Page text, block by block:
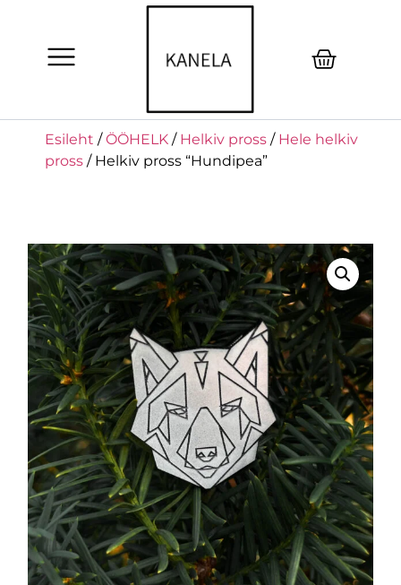
Esileht /ÖÖHELK / Helkiv pross / Hele helkiv
pross / Helkiv pross “Hundipea”